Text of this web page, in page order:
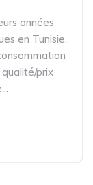
années
en Tunisie.
prix